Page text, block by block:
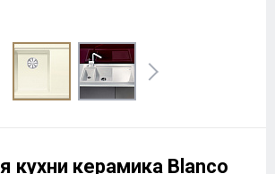
кухни керамика Blanco